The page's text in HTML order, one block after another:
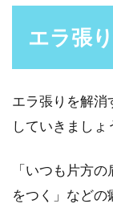
エラ張
エラ張りを解消
していきましょ
「いつも片方
をつく」などの